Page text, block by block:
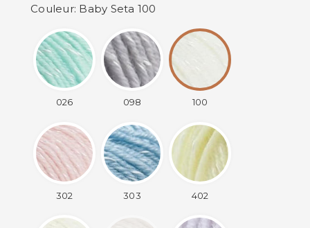
Couleur: Baby Seta 100
026 098 100
302 303 402